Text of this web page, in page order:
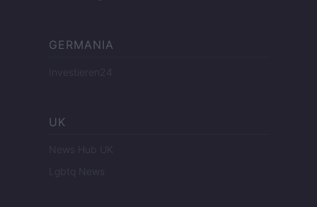
GERMANIA
Investieren24
UK
News Hub UK
Lgbtq News